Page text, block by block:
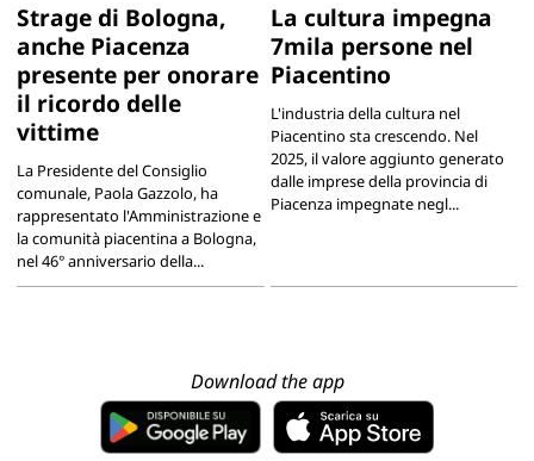
Strage di Bologna,
anche Piacenza
presente per onorare
il ricordo delle
vittime
La Presidente del Consiglio
comunale, Paola Gazzolo, ha
rappresentato l'Amministrazione e
la comunità piacentina a Bologna,
nel 46° anniversario della...
La cultura impegna
7mila persone nel
Piacentino
L'industria della cultura nel
Piacentino sta crescendo. Nel
2025, il valore aggiunto generato
dalle imprese della provincia di
Piacenza impegnate negl...
Download the app